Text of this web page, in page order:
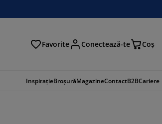
Favorite Conectează-te Coş
InspirațieBroșurăMagazineContactB2BCariere